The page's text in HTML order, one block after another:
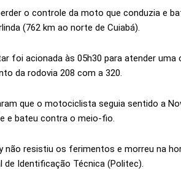
o controle da moto que conduzia e
(762 km ao norte de Cuiabá).
foi acionada às 05h30 para atender uma
da rodovia 208 com a 320.
que o motociclista seguia sentido a
e bateu contra o meio-fio.
resistiu os ferimentos e morreu na
de Identificação Técnica (Politec).